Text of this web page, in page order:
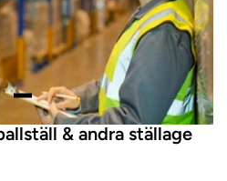
& andra ställage